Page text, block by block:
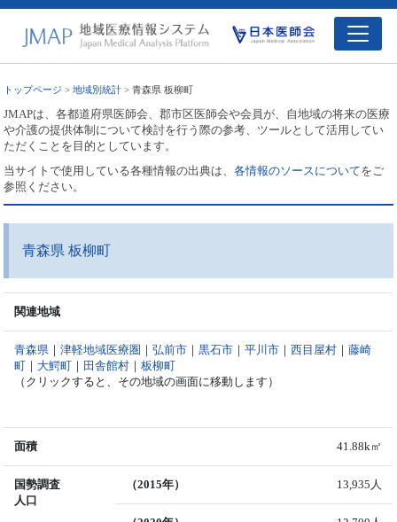
トップページ >地域別統計 > 青森県 板柳町
JMAPは、各都道府県医師会、郡市区医師会や会員が、自地域の将来の医療
や介護の提供体制について検討を行う際の参考、ツールとして活用してい
ただくことを目的としています。
当サイトで使用している各種情報の出典は、各情報のソースについてをご
参照ください。
青森県 板柳町
関連地域
青森県 ｜津軽地域医療圏 ｜弘前市 ｜黒石市 ｜平川市 ｜西目屋村 ｜藤崎
町 ｜ 大鰐町 ｜ 田舎館村 ｜板柳町
（クリックすると、その地域の画面に移動します）
面積 41.88k㎡
国勢調査
人口
（2015年） 13,935人